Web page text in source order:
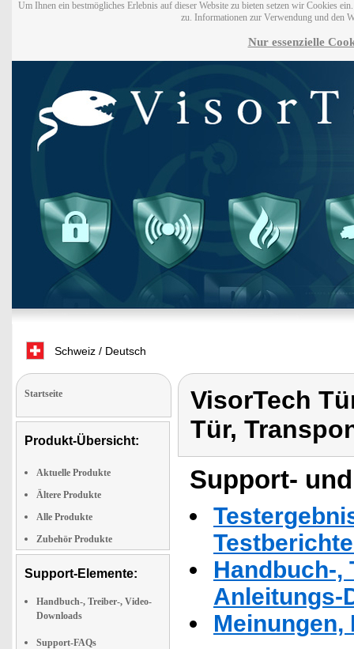
Um Ihnen ein bestmögliches Erlebnis auf dieser Website zu bieten setzen wir Cookies
zu. Informationen zur Verwendung und den
Nur essenzielle
Schweiz / Deutsch
Startseite
Produkt-Übersicht:
Aktuelle Produkte
Ältere Produkte
Alle Produkte
Zubehör Produkte
Support-Elemente:
Handbuch-, Treiber-, Video-
Downloads
Support-FAQs
VisorTech
Tür,
Support-
Handbuch-,
Anleitungs-